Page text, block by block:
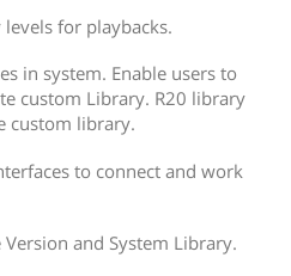
for playbacks.
in system. Enable users to
custom Library. R20 library
custom library.
to connect and work
and System Library.